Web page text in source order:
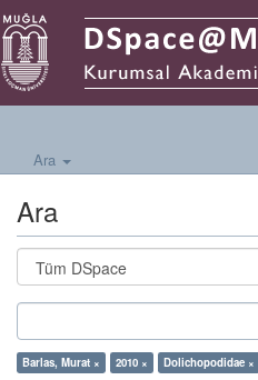
Ara
Ara
Barlas, Murat × 2010 × Dolichopodidae ×